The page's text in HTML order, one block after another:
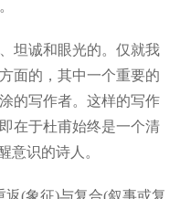
坦诚和眼光的。仅就我
面的，其中一个重要的
的写作者。这样的写作
在于杜甫始终是一个清
意识的诗人。
(象征)与复合(叙事或复